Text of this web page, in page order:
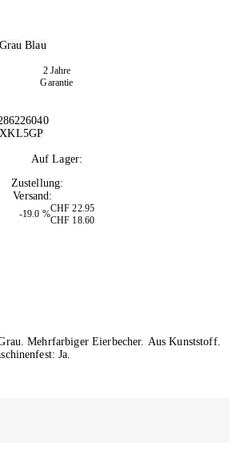
Grau Blau
2 Jahre
Garantie
Auf Lager:
Zustellung:
Versand:
-19.0 %
CHF 22.95
CHF 18.60
Mehrfarbiger Eierbecher. Aus Kunststoff.
Ja.